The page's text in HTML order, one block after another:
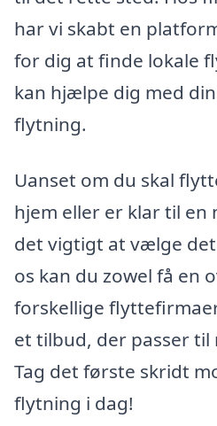
har vi skabt en
for dig at finde lokale
kan hjælpe dig med
flytning.
Uanset om du skal
hjem eller er klar til en
det vigtigt at vælge
os kan du zowel få en
forskellige
et tilbud, der passer til
Tag det første skridt
flytning i dag!